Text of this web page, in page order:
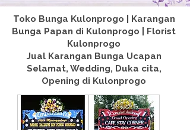
Toko Bunga Kulonprogo | Karangan
Bunga Papan di Kulonprogo | Florist
Kulonprogo
Jual Karangan Bunga Ucapan
Selamat, Wedding, Duka cita,
Opening di Kulonprogo